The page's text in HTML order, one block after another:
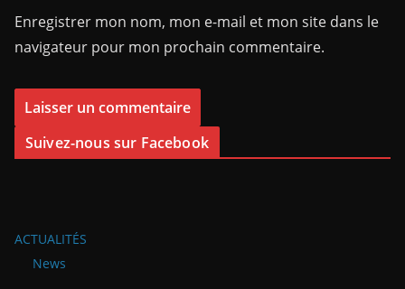
Enregistrer mon nom, mon e-mail et mon site dans le
navigateur pour mon prochain commentaire.
Suivez-nous sur Facebook
ACTUALITÉS
News